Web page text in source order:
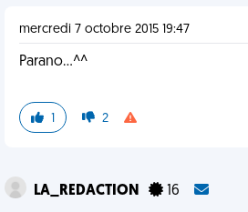
mercredi 7 octobre 2015 19:47
Parano...^^
1 2
LA_REDACTION 16